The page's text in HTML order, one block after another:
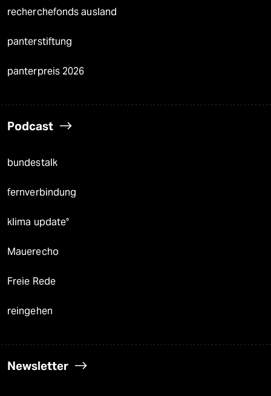
recherchefonds ausland
panterstiftung
panterpreis 2026
Podcast
bundestalk
fernverbindung
klima update°
Mauerecho
Freie Rede
reingehen
Newsletter